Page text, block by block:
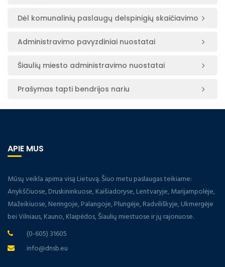
Dėl komunalinių paslaugų delspinigių skaičiavimo
Administravimo pavyzdiniai nuostatai
Šiaulių miesto administravimo nuostatai
Prašymas tapti bendrijos nariu
APIE MUS
Mūsų veikla apima visą Lietuvą. Šiuo metu paslaugas teikiame:
Anykščiuose, Druskininkuose, Kaišiadoryse, Lentvaryje, Marijampolėje,
Mažeikiuose, Neringoje, Palangoje, Plungėje, Radviliškyje, Ukmergėje
bei Vilniaus, Kauno, Klaipėdos, Šiaulių miestuose ir jų rajonuose.
(0-605) 31605
info@dnsb.eu